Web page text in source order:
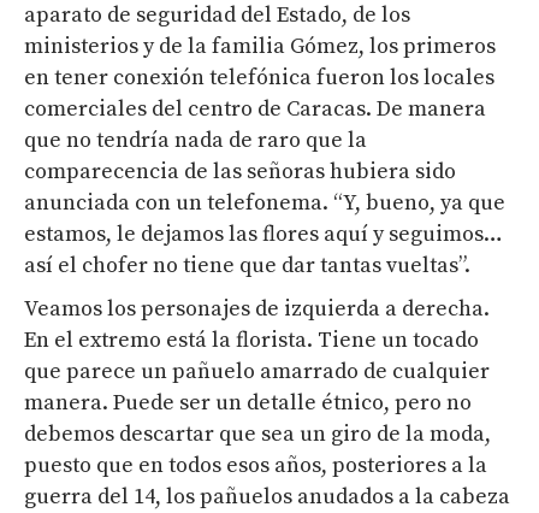
aparato de seguridad del Estado, de los
ministerios y de la familia Gómez, los primeros
en tener conexión telefónica fueron los locales
comerciales del centro de Caracas. De manera
que no tendría nada de raro que la
comparecencia de las señoras hubiera sido
anunciada con un telefonema. “Y, bueno, ya que
estamos, le dejamos las flores aquí y seguimos…
así el chofer no tiene que dar tantas vueltas”.
Veamos los personajes de izquierda a derecha.
En el extremo está la florista. Tiene un tocado
que parece un pañuelo amarrado de cualquier
manera. Puede ser un detalle étnico, pero no
debemos descartar que sea un giro de la moda,
puesto que en todos esos años, posteriores a la
guerra del 14, los pañuelos anudados a la cabeza